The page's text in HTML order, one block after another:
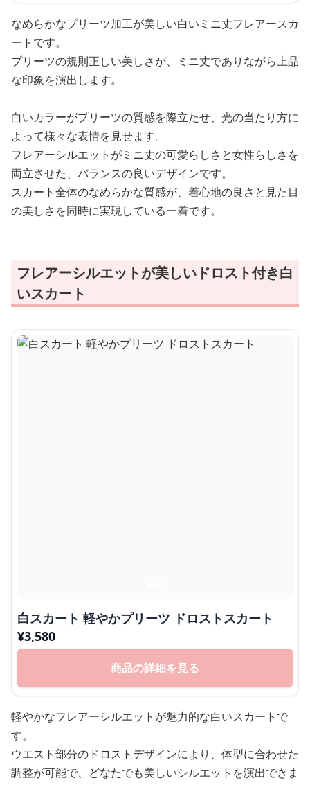
なめらかなプリーツ加工が美しい白いミニ丈フレアースカ
ートです。
プリーツの規則正しい美しさが、ミニ丈でありながら上品
な印象を演出します。
白いカラーがプリーツの質感を際立たせ、光の当たり方に
よって様々な表情を見せます。
フレアーシルエットがミニ丈の可愛らしさと女性らしさを
両立させた、バランスの良いデザインです。
スカート全体のなめらかな質感が、着心地の良さと見た目
の美しさを同時に実現している一着です。
フレアーシルエットが美しいドロスト付き白
いスカート
白スカート 軽やかプリーツ ドロストスカート
¥3,580
商品の詳細を見る
軽やかなフレアーシルエットが魅力的な白いスカートで
す。
ウエスト部分のドロストデザインにより、体型に合わせた
調整が可能で、どなたでも美しいシルエットを演出できま